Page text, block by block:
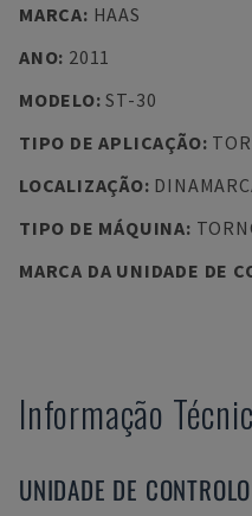
MARCA: HAAS
ANO: 2011
MODELO:ST-30
TIPO DE APLICAÇÃO:
LOCALIZAÇÃO:
TIPO DE MÁQUINA:
MARCA DA UNIDADE DE
Informação
UNIDADE DE CONTROLO